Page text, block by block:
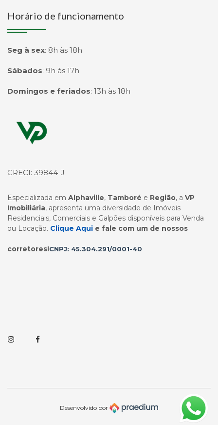
Horário de funcionamento
Seg à sex: 8h às 18h
Sábados: 9h às 17h
Domingos e feriados: 13h às 18h
Página inicial
CRECI: 39844-J
Especializada em Alphaville, Tamboré e Região, a VP
Imobiliária, apresenta uma diversidade de Imóveis
Residenciais, Comerciais e Galpões disponíveis para Venda
ou Locação. Clique Aqui e fale com um de nossos
corretores!CNPJ: 45.304.291/0001-40
InstagramFacebook
Desenvolvido por